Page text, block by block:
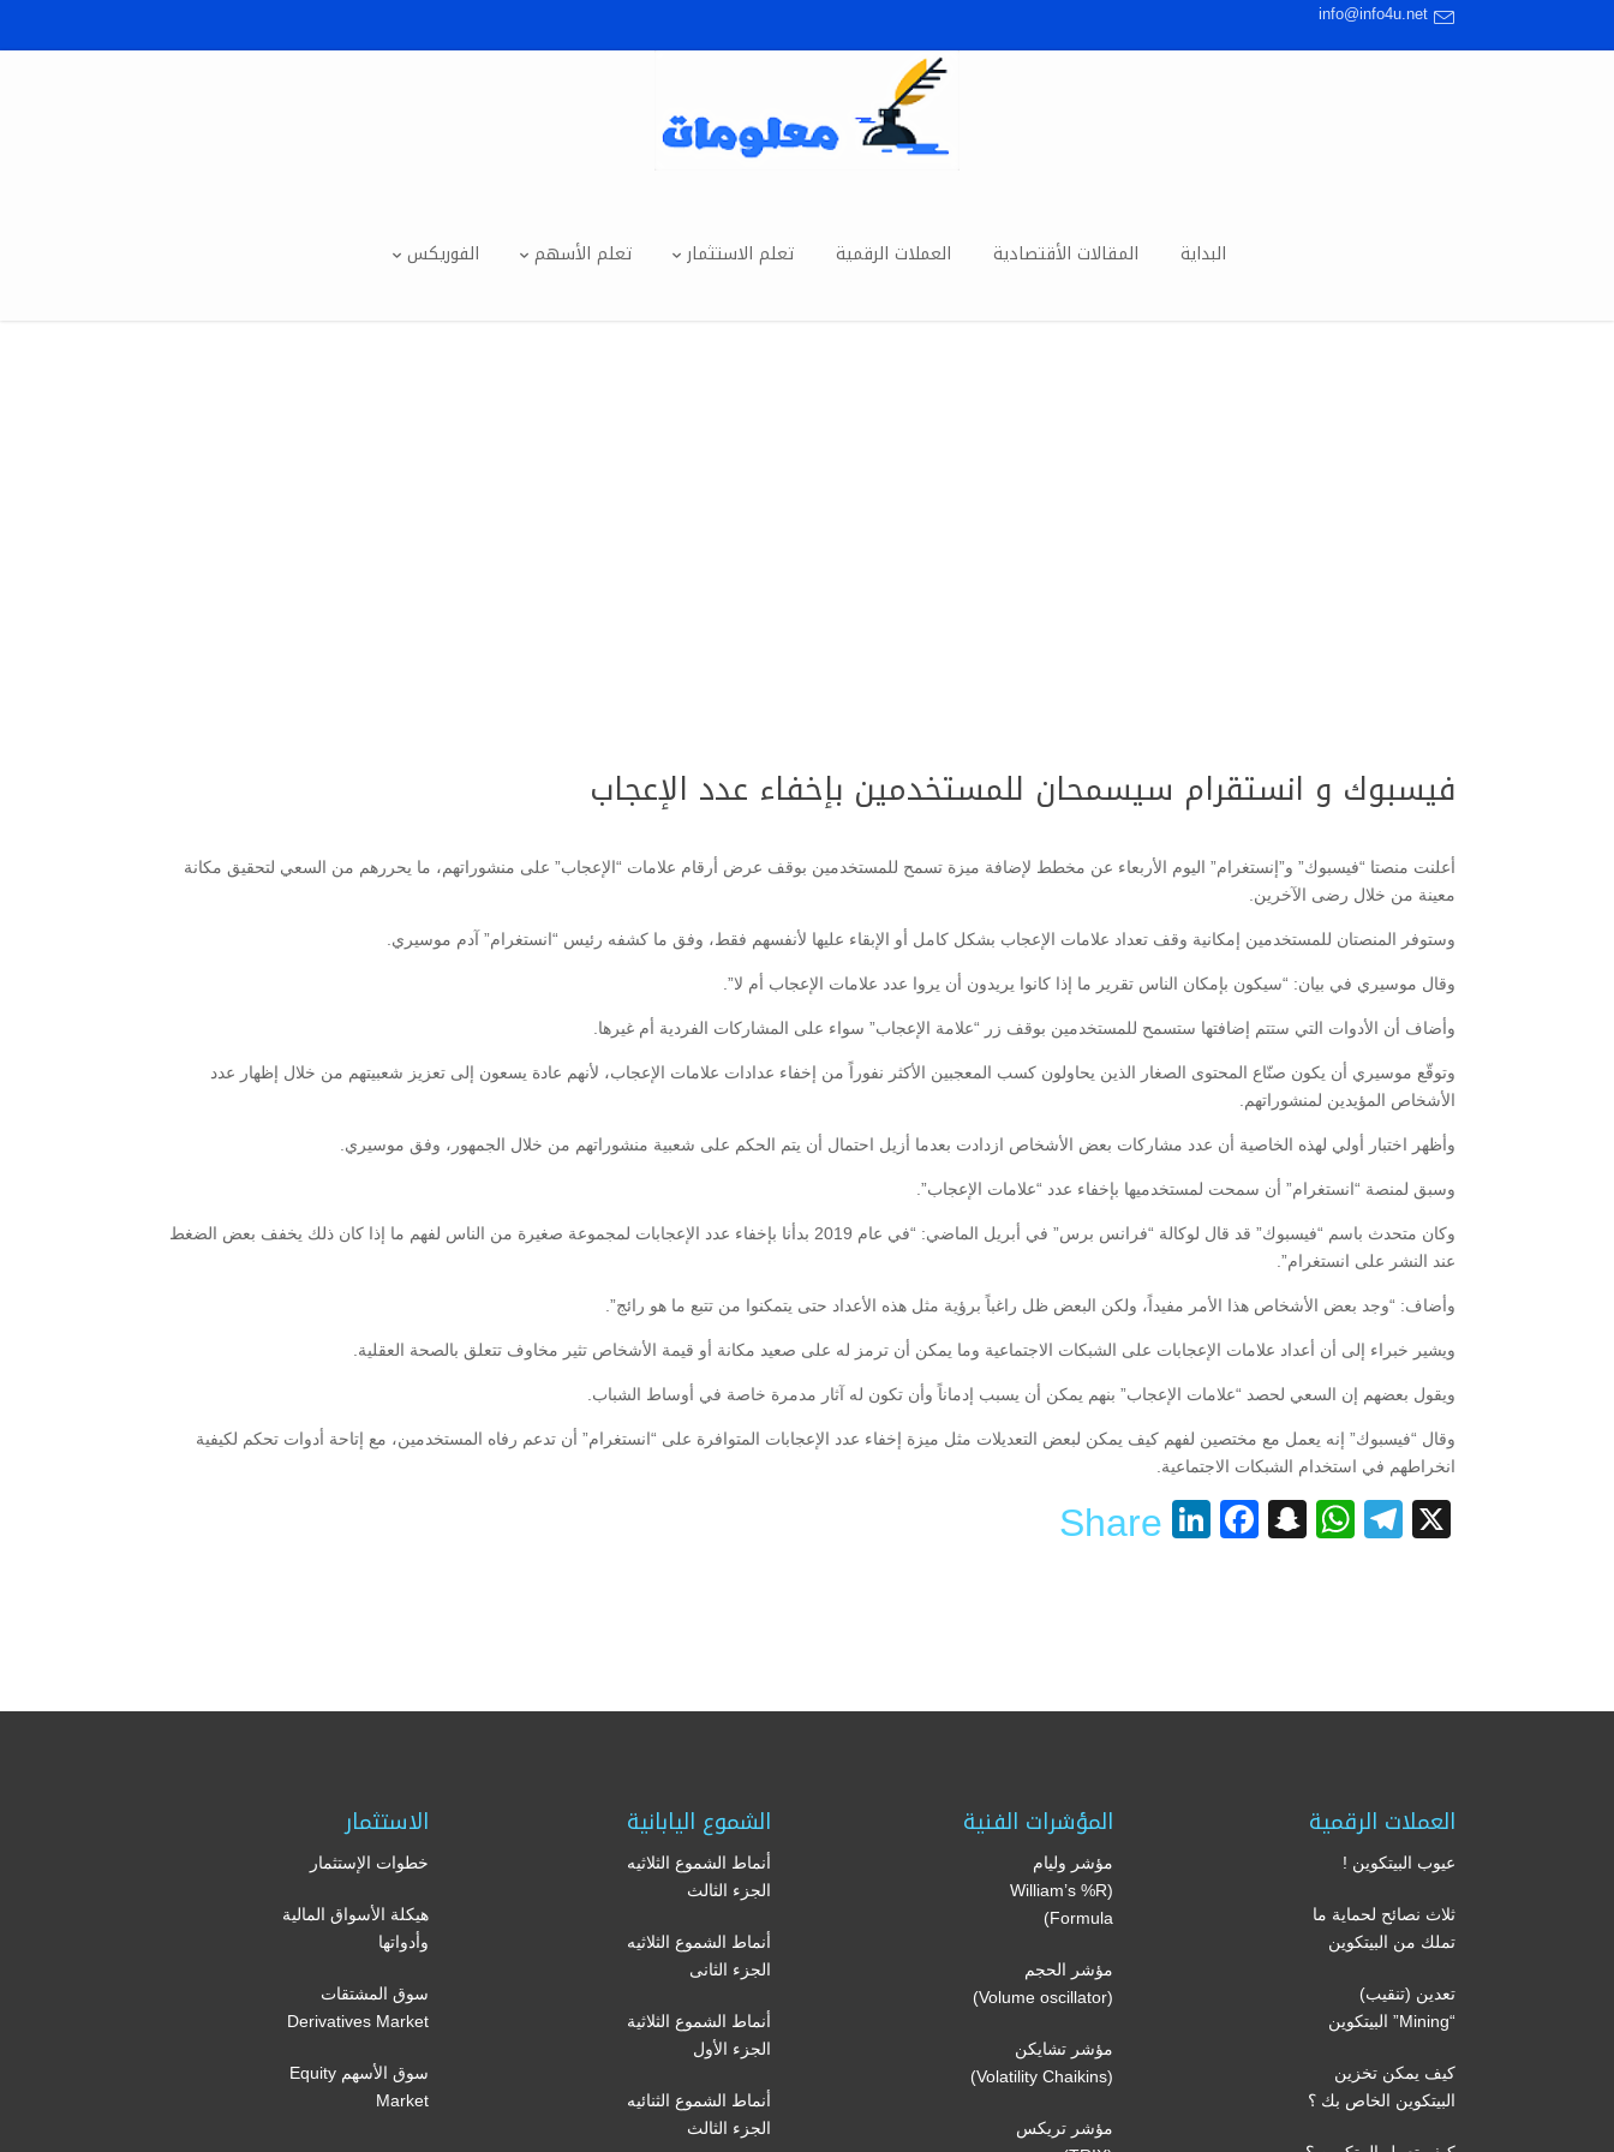
info@info4u.net
البداية المقالات الأقتصادية العملات الرقمية تعلم الاستثمار تعلم الأسهم الفوريكس
فيسبوك و انستقرام سيسمحان للمستخدمين بإخفاء عدد الإعجاب
أعلنت منصتا “فيسبوك” و”إنستغرام” اليوم الأربعاء عن مخطط لإضافة ميزة تسمح للمستخدمين بوقف عرض أرقام علامات “الإعجاب” على منشوراتهم، ما يحررهم من السعي لتحقيق مكانة
معينة من خلال رضى الآخرين.
وستوفر المنصتان للمستخدمين إمكانية وقف تعداد علامات الإعجاب بشكل كامل أو الإبقاء عليها لأنفسهم فقط، وفق ما كشفه رئيس “انستغرام” آدم موسيري.
وقال موسيري في بيان: “سيكون بإمكان الناس تقرير ما إذا كانوا يريدون أن يروا عدد علامات الإعجاب أم لا”.
وأضاف أن الأدوات التي ستتم إضافتها ستسمح للمستخدمين بوقف زر “علامة الإعجاب” سواء على المشاركات الفردية أم غيرها.
وتوقّع موسيري أن يكون صنّاع المحتوى الصغار الذين يحاولون كسب المعجبين الأكثر نفوراً من إخفاء عدادات علامات الإعجاب، لأنهم عادة يسعون إلى تعزيز شعبيتهم من خلال إظهار عدد
الأشخاص المؤيدين لمنشوراتهم.
وأظهر اختبار أولي لهذه الخاصية أن عدد مشاركات بعض الأشخاص ازدادت بعدما أزيل احتمال أن يتم الحكم على شعبية منشوراتهم من خلال الجمهور، وفق موسيري.
وسبق لمنصة “انستغرام” أن سمحت لمستخدميها بإخفاء عدد “علامات الإعجاب”.
وكان متحدث باسم “فيسبوك” قد قال لوكالة “فرانس برس” في أبريل الماضي: “في عام 2019 بدأنا بإخفاء عدد الإعجابات لمجموعة صغيرة من الناس لفهم ما إذا كان ذلك يخفف بعض الضغط
عند النشر على انستغرام”.
وأضاف: “وجد بعض الأشخاص هذا الأمر مفيداً، ولكن البعض ظل راغباً برؤية مثل هذه الأعداد حتى يتمكنوا من تتبع ما هو رائج”.
ويشير خبراء إلى أن أعداد علامات الإعجابات على الشبكات الاجتماعية وما يمكن أن ترمز له على صعيد مكانة أو قيمة الأشخاص تثير مخاوف تتعلق بالصحة العقلية.
ويقول بعضهم إن السعي لحصد “علامات الإعجاب” بنهم يمكن أن يسبب إدماناً وأن تكون له آثار مدمرة خاصة في أوساط الشباب.
وقال “فيسبوك” إنه يعمل مع مختصين لفهم كيف يمكن لبعض التعديلات مثل ميزة إخفاء عدد الإعجابات المتوافرة على “انستغرام” أن تدعم رفاه المستخدمين، مع إتاحة أدوات تحكم لكيفية
انخراطهم في استخدام الشبكات الاجتماعية.
X
Telegram
WhatsApp
Snapchat
Facebook
LinkedIn
Share
العملات الرقمية
عيوب البيتكوين !
ثلاث نصائح لحماية ما
تملك من البيتكوين
تعدين (تنقيب)
“Mining” البيتكوين
كيف يمكن تخزين
البيتكوين الخاص بك ؟
المؤشرات الفنية
مؤشر وليام
(William’s %R
Formula)
مؤشر الحجم
(Volume oscillator)
مؤشر تشايكن
(Volatility Chaikins)
مؤشر تريكس
الشموع اليابانية
أنماط الشموع الثلاثيه
الجزء الثالث
أنماط الشموع الثلاثيه
الجزء الثانى
أنماط الشموع الثلاثية
الجزء الأول
أنماط الشموع الثنائيه
الجزء الثالث
الاستثمار
خطوات الإستثمار
هيكلة الأسواق المالية
وأدواتها
سوق المشتقات
Derivatives Market
سوق الأسهم Equity
Market